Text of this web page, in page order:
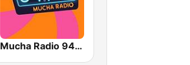
Mucha Radio 94.7 FM